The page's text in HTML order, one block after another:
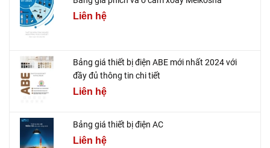
Liên hệ
Bảng giá thiết bị điện ABE mới nhất 2024 với
đầy đủ thông tin chi tiết
Liên hệ
Bảng giá thiết bị điện AC
Liên hệ